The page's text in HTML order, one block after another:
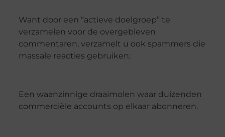
Want door een “actieve doelgroep” te
verzamelen voor de overgebleven
commentaren, verzamelt u ook spammers die
massale reacties gebruiken;
Een waanzinnige draaimolen waar duizenden
commerciële accounts op elkaar abonneren.